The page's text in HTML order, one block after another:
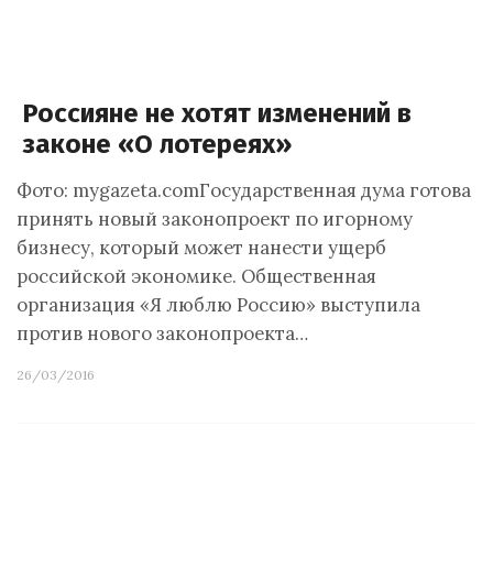
Россияне не хотят изменений в
законе «О лотереях»
Фото: mygazeta.comГосударственная дума готова
принять новый законопроект по игорному
бизнесу, который может нанести ущерб
российской экономике. Общественная
организация «Я люблю Россию» выступила
против нового законопроекта…
26/03/2016